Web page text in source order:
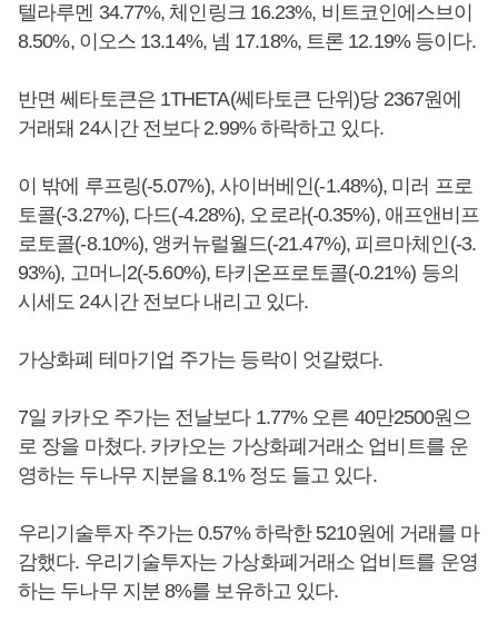
텔라루멘 34.77%, 체인링크 16.23%, 비트코인에스브이
8.50%, 이오스 13.14%, 넴 17.18%, 트론 12.19% 등이다.
반면 쎄타토큰은 1THETA(쎄타토큰 단위)당 2367원에
거래돼 24시간 전보다 2.99% 하락하고 있다.
이 밖에 루프링(-5.07%), 사이버베인(-1.48%), 미러 프로
토콜(-3.27%), 다드(-4.28%), 오로라(-0.35%), 애프앤비프
로토콜(-8.10%), 앵커뉴럴월드(-21.47%), 피르마체인(-3.
93%), 고머니2(-5.60%), 타키온프로토콜(-0.21%) 등의
시세도 24시간 전보다 내리고 있다.
가상화폐 테마기업 주가는 등락이 엇갈렸다.
7일 카카오 주가는 전날보다 1.77% 오른 40만2500원으
로 장을 마쳤다. 카카오는 가상화폐거래소 업비트를 운
영하는 두나무 지분을 8.1% 정도 들고 있다.
우리기술투자 주가는 0.57% 하락한 5210원에 거래를 마
감했다. 우리기술투자는 가상화폐거래소 업비트를 운영
하는 두나무 지분 8%를 보유하고 있다.